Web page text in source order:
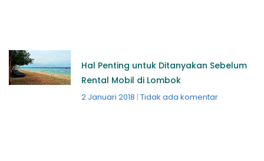
Hal Penting untuk Ditanyakan Sebelum
Rental Mobil di Lombok
2 Januari 2018 Tidak ada komentar